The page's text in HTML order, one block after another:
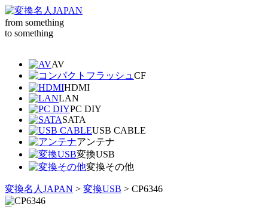
from something
to something
AV
CF
HDMI
LAN
PC DIY
SATA
USB CABLE
アンテナ
変換USB
変換その他
変換名人JAPAN > 変換USB > CP6346